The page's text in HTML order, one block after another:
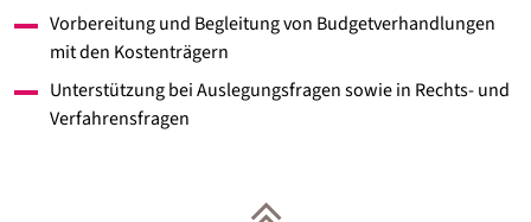
Vorbereitung und Begleitung von Budgetverhandlungen
mit den Kostenträgern
Unterstützung bei Auslegungsfragen sowie in Rechts- und
Verfahrensfragen